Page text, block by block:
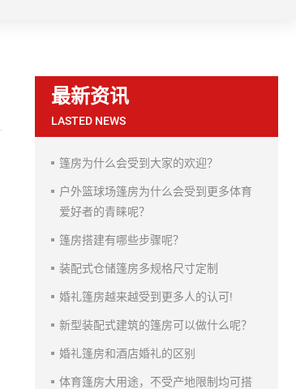
最新资讯
LASTED NEWS
篷房为什么会受到大家的欢迎？
户外篮球场篷房为什么会受到更多体育
爱好者的青睐呢？
篷房搭建有哪些步骤呢？
装配式仓储篷房多规格尺寸定制
婚礼篷房越来越受到更多人的认可!
新型装配式建筑的篷房可以做什么呢？
婚礼篷房和酒店婚礼的区别
体育篷房大用途，不受产地限制均可搭